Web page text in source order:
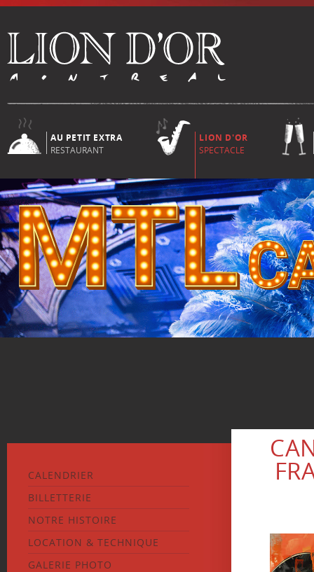
AU PETIT EXTRA
RESTAURANT
LION D'OR
SPECTACLE
CALENDRIER
BILLETTERIE
NOTRE HISTOIRE
LOCATION & TECHNIQUE
GALERIE PHOTO